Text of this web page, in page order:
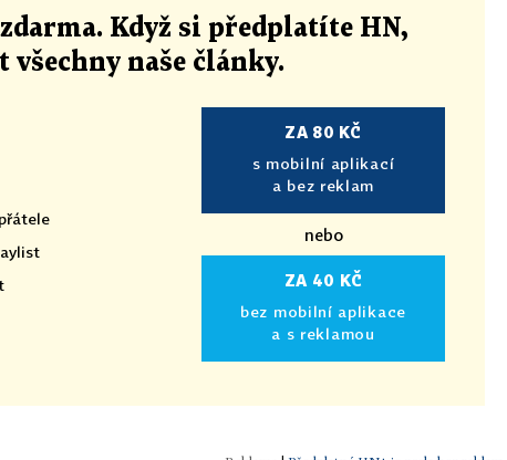
zdarma. Když si předplatíte HN,
všechny naše články.
ZA 80 KČ
s mobilní aplikací
a bez reklam
nebo
ZA 40 KČ
bez mobilní aplikace
a s reklamou